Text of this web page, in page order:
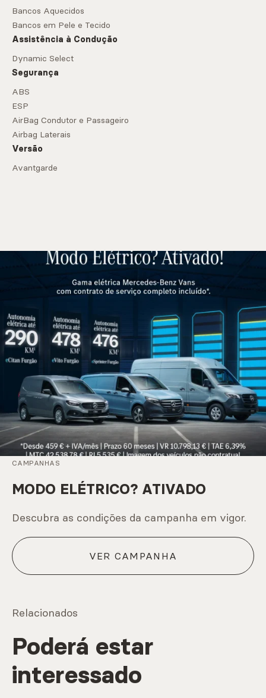
Bancos Aquecidos
Bancos em Pele e Tecido
Assistência à Condução
Dynamic Select
Segurança
ABS
ESP
AirBag Condutor e Passageiro
Airbag Laterais
Versão
Avantgarde
CAMPANHAS
MODO ELÉTRICO? ATIVADO
Descubra as condições da campanha em vigor.
VER CAMPANHA
Relacionados
Poderá estar
interessado